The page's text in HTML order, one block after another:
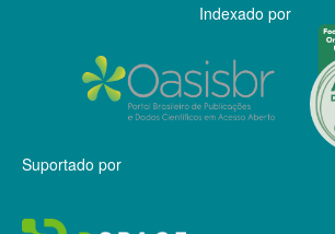
Indexado por
Suportado por